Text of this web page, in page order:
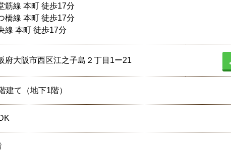
筋線 本町 徒歩17分
橋線 本町 徒歩17分
線 本町 徒歩17分
府大阪市西区江之子島２丁目1ー21
建て（地下1階）